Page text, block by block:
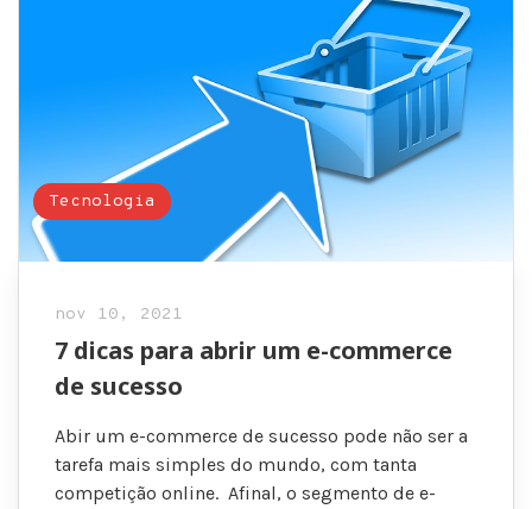
Tecnologia
nov 10, 2021
7 dicas para abrir um e-commerce
de sucesso
Abir um e-commerce de sucesso pode não ser a
tarefa mais simples do mundo, com tanta
competição online. Afinal, o segmento de e-